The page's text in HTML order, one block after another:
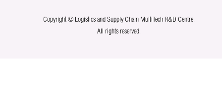
Copyright © Logistics and Supply Chain MultiTech R&D Centre.
All rights reserved.